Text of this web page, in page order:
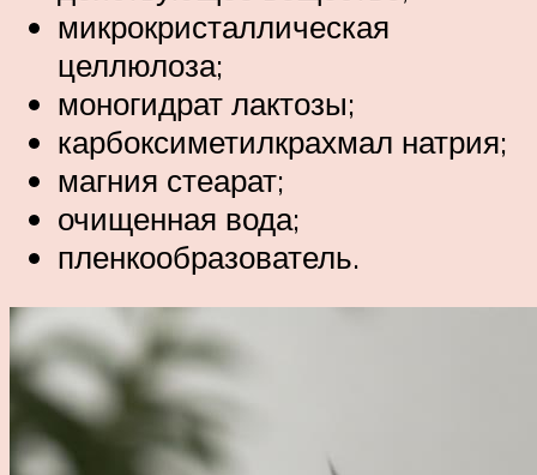
микрокристаллическая
целлюлоза;
моногидрат лактозы;
карбоксиметилкрахмал натрия;
магния стеарат;
очищенная вода;
пленкообразователь.